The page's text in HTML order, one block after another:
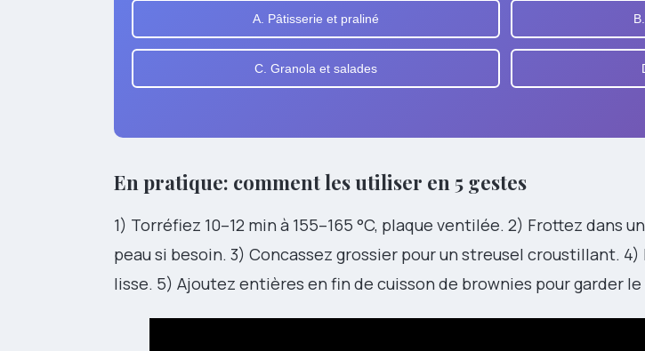
A. Pâtisserie et praliné
C. Granola et salades
En pratique: comment les utiliser en 5 gestes
1) Torréfiez 10–12 min à 155–165 °C, plaque ventilée. 2) Frottez dans
peau si besoin. 3) Concassez grossier pour un streusel croustillant.
lisse. 5) Ajoutez entières en fin de cuisson de brownies pour garder